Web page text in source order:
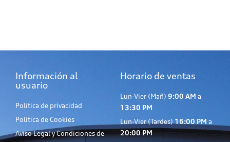
Información al
usuario
Política de privacidad
Política de Cookies
Aviso Legal y Condiciones de
Horario de ventas
Lun-Vier (Mañ) 9:00 AM a
13:30 PM
Lun-Vier (Tardes) 16:00 PM a
20:00 PM